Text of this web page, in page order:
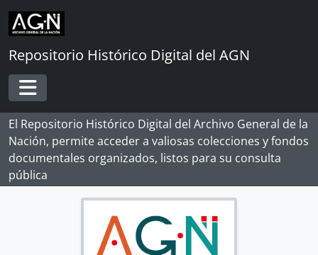
Skip to main content
Repositorio Histórico Digital del AGN
Toggle navigation
El Repositorio Histórico Digital del Archivo General de la
Nación, permite acceder a valiosas colecciones y fondos
documentales organizados, listos para su consulta
pública